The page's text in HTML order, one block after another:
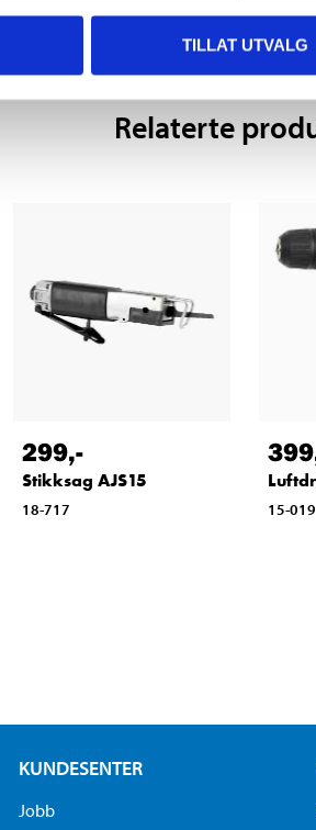
TILLAT UTVALG
Relaterte
299,-
Stikksag AJS15
18-717
399
15-019
KUNDESENTER
Jobb